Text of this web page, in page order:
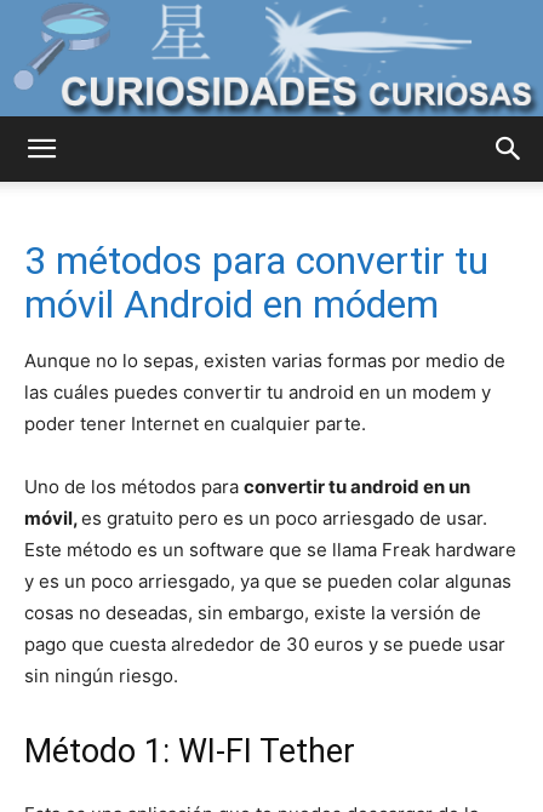
Curiosas
del
Mundo
3 métodos para convertir tu
móvil Android en módem
Aunque no lo sepas, existen varias formas por medio de
las cuáles puedes convertir tu android en un modem y
poder tener Internet en cualquier parte.
Uno de los métodos para convertir tu android en un
móvil,es gratuito pero es un poco arriesgado de usar.
Este método es un software que se llama Freak hardware
y es un poco arriesgado, ya que se pueden colar algunas
cosas no deseadas, sin embargo, existe la versión de
pago que cuesta alrededor de 30 euros y se puede usar
sin ningún riesgo.
Método 1: WI-FI Tether